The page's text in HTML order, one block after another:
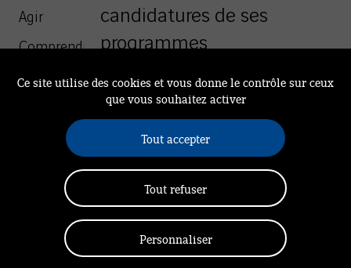
Agir
Comprendre
We Are Leonard
Rendez-vous à Leonard
Actualités
Communauté
Politique de confidentialité Gestion des cookies
Mentions légales
Nous contacter
Accessibilité (totalement conforme)
candidatures de ses
programmes
destination des start-up
et des collaborateurs du
groupe VINCI porteurs de
solutions innovantes.
Découvrir les appels à candidatures
Ce site utilise des cookies et vous donne le contrôle sur ceux
que vous souhaitez activer
Tout accepter
Tout refuser
Personnaliser